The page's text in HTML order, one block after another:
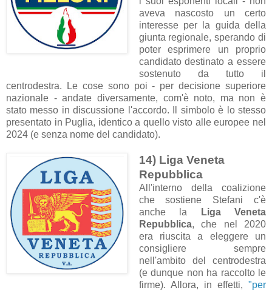
aveva nascosto un certo
interesse per la guida della
giunta regionale, sperando di
poter esprimere un proprio
candidato destinato a essere
sostenuto da tutto il
centrodestra. Le cose sono poi - per decisione superiore
nazionale - andate diversamente, com'è noto, ma non è
stato messo in discussione l'accordo. Il simbolo è lo stesso
presentato in Puglia, identico a quello visto alle europee nel
2024 (e senza nome del candidato).
14) Liga Veneta
Repubblica
All'interno della coalizione
che sostiene Stefani c'è
anche la
Liga Veneta
Repubblica, che nel 2020
era riuscita a eleggere un
consigliere sempre
nell'ambito del centrodestra
(e dunque non ha raccolto le
firme). Allora, in effetti, "per